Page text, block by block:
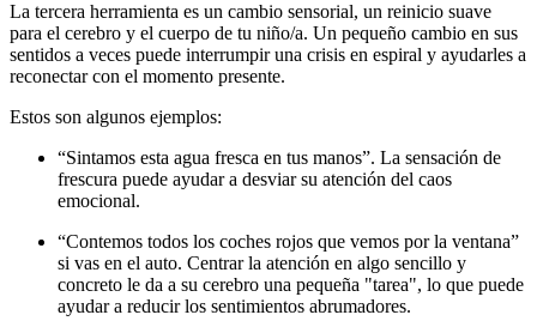
La tercera herramienta es un cambio sensorial, un reinicio suave
para el cerebro y el cuerpo de tu niño/a. Un pequeño cambio en sus
sentidos a veces puede interrumpir una crisis en espiral y ayudarles a
reconectar con el momento presente.
Estos son algunos ejemplos:
“Sintamos esta agua fresca en tus manos”. La sensación de
frescura puede ayudar a desviar su atención del caos
emocional.
“Contemos todos los coches rojos que vemos por la ventana”
si vas en el auto. Centrar la atención en algo sencillo y
concreto le da a su cerebro una pequeña "tarea", lo que puede
ayudar a reducir los sentimientos abrumadores.